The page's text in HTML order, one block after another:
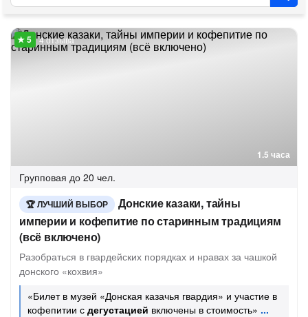
1.5 часа
4 отзыва
Групповая до 20 чел.
ЛУЧШИЙ ВЫБОР
Донские казаки, тайны
империи и кофепитие по старинным традициям
(всё включено)
Разобраться в гвардейских порядках и нравах за чашкой
донского «кохвия»
«Билет в музей «Донская казачья гвардия» и участие в
кофепитии с дегустацией включены в стоимость»